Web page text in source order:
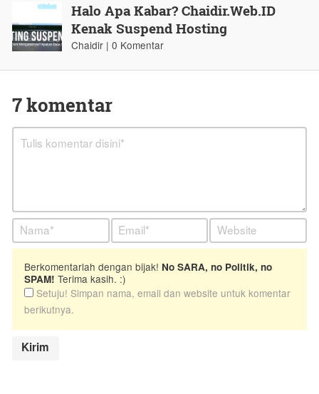
Halo Apa Kabar? Chaidir.Web.ID
Kenak Suspend Hosting
Chaidir | 0 Komentar
7 komentar
Berkomentarlah dengan bijak! No SARA, no Politik, no
SPAM! Terima kasih. :)
Setuju! Simpan nama, email dan website untuk komentar
berikutnya.